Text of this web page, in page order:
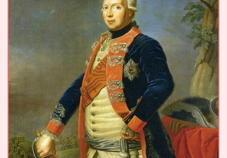
Memospiel
Videos
Mach mit!
Buchtipps
Schulmaterialien
Museen